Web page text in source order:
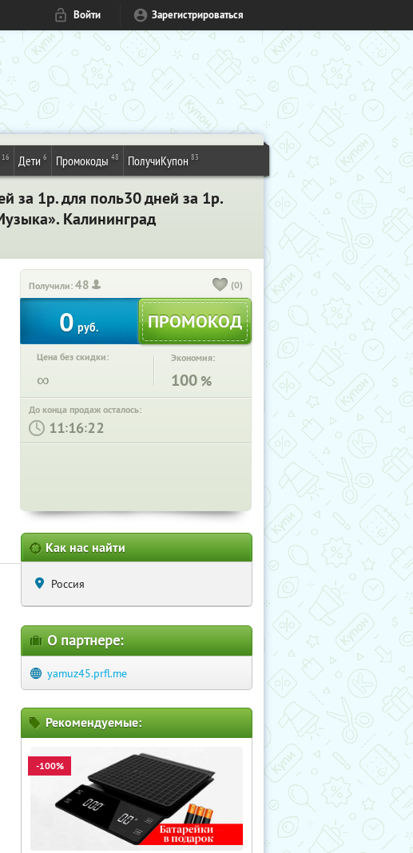
Войти Зарегистрироваться
16 Дети 6 Промокоды 48 ПолучиКупон 83
за 1р. для поль30 дней за 1р.
Калининград
Получили:48 (0)
0 руб.
Цена без скидки:
∞
Экономия:
100 %
До конца продаж осталось:
: :
Как нас найти
Россия
О партнере:
yamuz45.prfl.me
Рекомендуемые:
-100%